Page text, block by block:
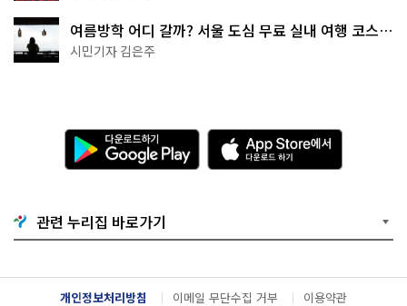
여름방학 어디 갈까? 서울 도심 무료 실내 여행 코스
추천
시민기자 김은주
다
운
로
기
G
o
g
l
A
p
p
e
서
다
관련 누리집 바로가기
개인정보처리방침 이메일 무단수집 거부 이용약관